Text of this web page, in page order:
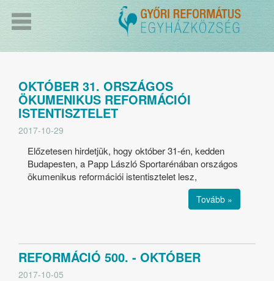
OKTÓBER 31. ORSZÁGOS
ÖKUMENIKUS REFORMÁCIÓI
ISTENTISZTELET
2017-10-29
Előzetesen hirdetjük, hogy október 31-én, kedden
Budapesten, a Papp László Sportarénában országos
ökumenikus reformációi istentisztelet lesz,
Tovább »
REFORMÁCIÓ 500. - OKTÓBER
2017-10-05